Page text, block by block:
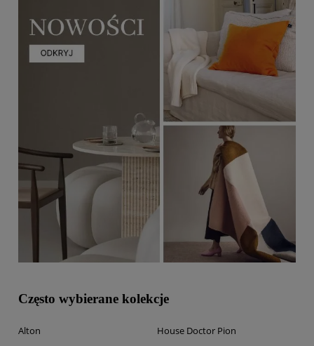
Często wybierane kolekcje
Alton
House Doctor Pion